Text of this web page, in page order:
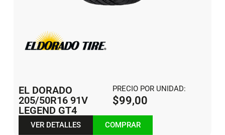
EL DORADO
205/50R16 91V
LEGEND GT4
PRECIO POR UNIDAD:
$99,00
VER DETALLES COMPRAR